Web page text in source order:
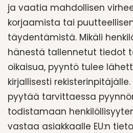
ja vaatia mahdollisen
korjaamista tai
täydentämistä. Mikäli
hänestä tallennetut tiedot
oikaisua, pyyntö tulee
kirjallisesti
pyytää tarvittaessa
todistamaan
vastaa asiakkaalle EU:n